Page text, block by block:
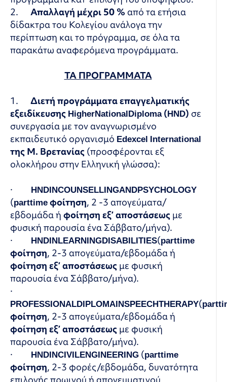
2.
Απαλλαγή μέχρι 50 % από τα ετήσια
δίδακτρα του Κολεγίου ανάλογα την
περίπτωση και το πρόγραμμα, σε όλα τα
παρακάτω αναφερόμενα προγράμματα.
ΤΑ ΠΡΟΓΡΑΜΜΑΤΑ
1.
Διετή προγράμματα επαγγελματικής
εξειδίκευσης HigherNationalDiploma(HND) σε
συνεργασία με τον αναγνωρισμένο
εκπαιδευτικό οργανισμό Edexcel International
της Μ. Βρετανίας (προσφέρονται εξ
ολοκλήρου στην Ελληνική γλώσσα):
·
HNDINCOUNSELLINGANDPSYCHOLOGY
(parttimeφοίτηση, 2 -3 απογεύματα/
εβδομάδα ή φοίτηση εξ’ αποστάσεως με
φυσική παρουσία ένα Σάββατο/μήνα).
·
HNDINLEARNINGDISABILITIES(parttime
φοίτηση, 2-3 απογεύματα/εβδομάδα ή
φοίτηση εξ’ αποστάσεως με φυσική
παρουσία ένα Σάββατο/μήνα).
·
PROFESSIONALDIPLOMAINSPEECHTHERAPY(part
φοίτηση, 2-3 απογεύματα/εβδομάδα ή
φοίτηση εξ’ αποστάσεως με φυσική
παρουσία ένα Σάββατο/μήνα).
·
HNDINCIVILENGINEERING (parttime
φοίτηση, 2-3 φορές/εβδομάδα, δυνατότητα
επιλογής πρωινού ή απογευματινού